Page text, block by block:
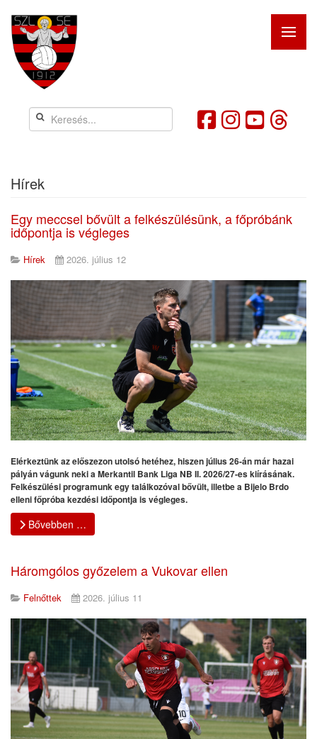
Hírek
Egy meccsel bővült a felkészülésünk, a főpróbánk
időpontja is végleges
Hírek 2026. július 12
Elérkeztünk az előszezon utolsó hetéhez, hiszen július 26-án már hazai
pályán vágunk neki a Merkantil Bank Liga NB II. 2026/27-es kiírásának.
Felkészülési programunk egy találkozóval bővült, illetbe a Bijelo Brdo
elleni főpróba kezdési időpontja is végleges.
Bővebben …
Háromgólos győzelem a Vukovar ellen
Felnőttek 2026. július 11